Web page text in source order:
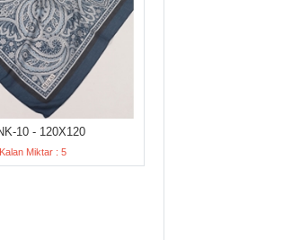
10 - 120X120
Kalan Miktar : 5